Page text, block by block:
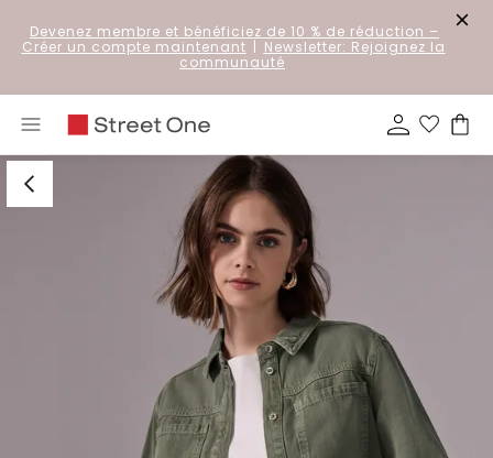
Devenez membre et bénéficiez de 10 % de réduction –
Créer un compte maintenant | Newsletter: Rejoignez la
communauté